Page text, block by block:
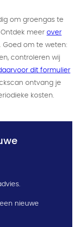
om groengas te
meer over
. Goed om te weten:
controleren wij
dit formulier
ontvang je
kosten.
nieuwe